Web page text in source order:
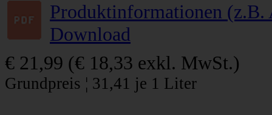
Produktinformationen
Download
€ 21,99 (€ 18,33 exkl. MwSt.)
Grundpreis ¦ 31,41 je 1 Liter